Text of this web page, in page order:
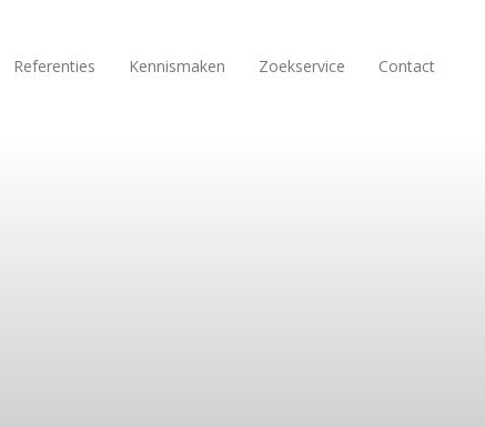
Referenties Kennismaken Zoekservice Contact